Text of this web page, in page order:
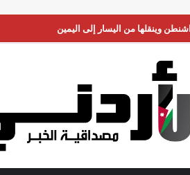
وينقلها من اليسار إلى اليمين